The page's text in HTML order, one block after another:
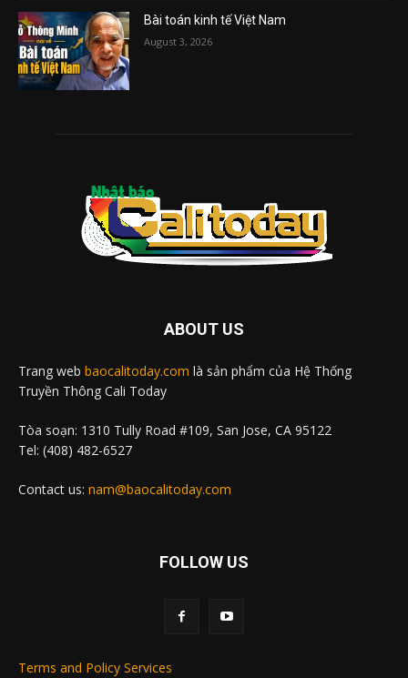
Bài toán kinh tế Việt Nam
August 3, 2026
ABOUT US
Trang web baocalitoday.com là sản phẩm của Hệ Thống
Truyền Thông Cali Today
Tòa soạn: 1310 Tully Road #109, San Jose, CA 95122
Tel: (408) 482-6527
Contact us: nam@baocalitoday.com
FOLLOW US
Terms and Policy Services